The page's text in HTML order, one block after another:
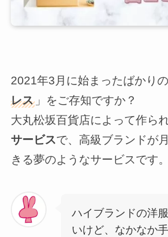
2021年3月に始まったばかり
レス」をご存知ですか？
大丸松坂百貨店によって作ら
サービスで、高級ブランドが
きる夢のようなサービスです。
ハイブランドの洋
いけど、なかなか